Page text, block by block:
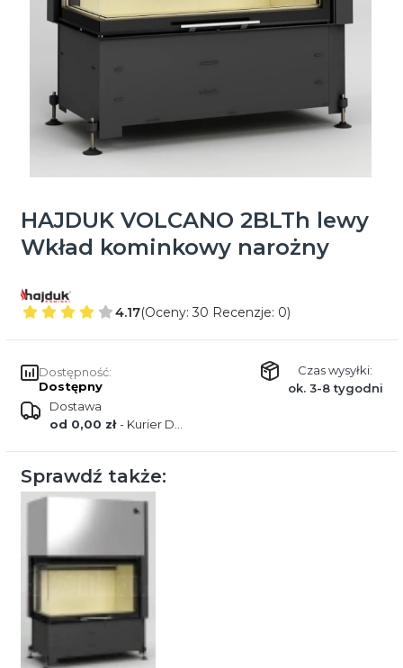
HAJDUK VOLCANO 2BLTh lewy
Wkład kominkowy narożny
4.17(Oceny: 30 Recenzje: 0)
Dostępność:
Dostępny
Czas wysyłki:
ok. 3-8 tygodni
Dostawa
od 0,00 zł- Kurier DPD
Sprawdź także: